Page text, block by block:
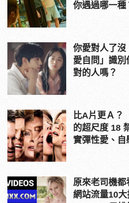
你遇過哪一種
你愛對人了沒
愛自問」識別
對的人嗎？
比A片更Ａ？
的超尺度 18
實彈性愛、自
原來老司機
網站流量10大